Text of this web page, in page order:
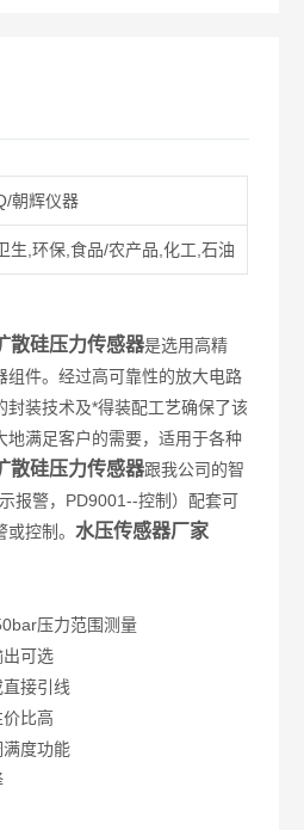
朝辉仪器
生,环保,食品/农产品,化工,石油
散硅压力传感器是选用高精
组件。经过高可靠性的放大电路
封装技术及*得装配工艺确保了该
地满足客户的需要，适用于各种
散硅压力传感器跟我公司的智
报警，PD9001--控制）配套可
控制。 水压传感器厂家
压力范围测量
可选
接引线
比高
度功能